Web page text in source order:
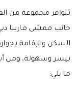
تتوافر مجموعة من
جانب ممشى مارينا
السكن والإقامة
بيسر وسهولة، ومن
ما يلي: